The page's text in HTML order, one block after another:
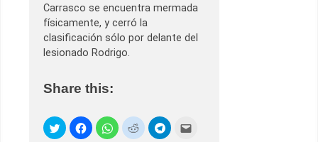
Carrasco se encuentra mermada
físicamente, y cerró la
clasificación sólo por delante del
lesionado Rodrigo.
Share this: